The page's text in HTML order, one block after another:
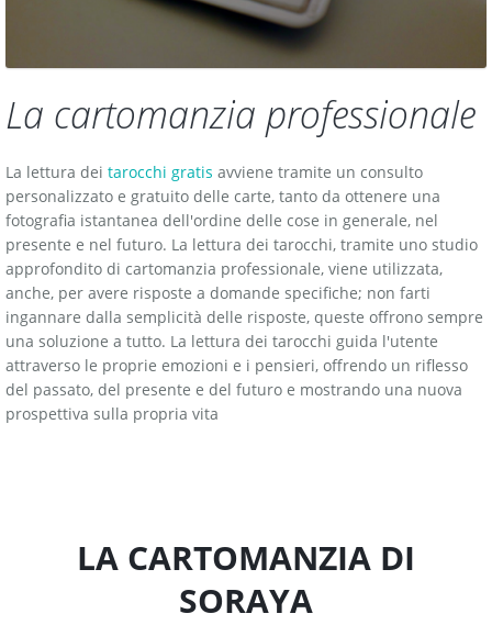
La cartomanzia professionale
La lettura dei tarocchi gratis avviene tramite un consulto
personalizzato e gratuito delle carte, tanto da ottenere una
fotografia istantanea dell'ordine delle cose in generale, nel
presente e nel futuro. La lettura dei tarocchi, tramite uno studio
approfondito di cartomanzia professionale, viene utilizzata,
anche, per avere risposte a domande specifiche; non farti
ingannare dalla semplicità delle risposte, queste offrono sempre
una soluzione a tutto. La lettura dei tarocchi guida l'utente
attraverso le proprie emozioni e i pensieri, offrendo un riflesso
del passato, del presente e del futuro e mostrando una nuova
prospettiva sulla propria vita
LA CARTOMANZIA DI
SORAYA